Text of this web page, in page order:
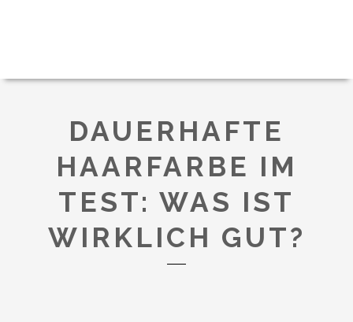
DAUERHAFTE
HAARFARBE IM
TEST: WAS IST
WIRKLICH GUT?